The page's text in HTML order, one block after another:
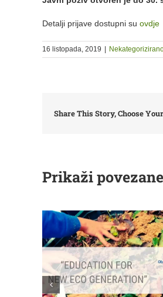
Detalji prijave dostupni su ovdje
16 listopada, 2019 |
Share This Story, Choose
Prikaži